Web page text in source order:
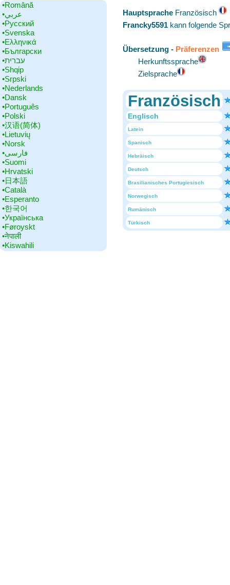
•‎Română
•‎عربي
•‎Русский
•‎Svenska
•‎Ελληνικά
•‎Български
•‎עברית
•‎Shqip
•‎Srpski
•‎Nederlands
•‎Dansk
•‎Português
•‎Polski
•‎汉语(简体)
•‎Lietuvių
•‎Norsk
•‎فارسی
•‎Suomi
•‎Hrvatski
•‎日本語
•‎Català
•‎Esperanto
•‎한국어
•‎Українська
•‎Føroyskt
•‎नेपाली
•‎Kiswahili
Hauptsprache ‎Französisch
Francky5591 kann folgende
Übersetzung - Präferenzen
Herkunftssprache
Zielsprache
Französisch
Englisch
Latein
Spanisch
Hebräisch
Deutsch
Brasilianisches Portugiesisch
Norwegisch
Rumänisch
Türkisch